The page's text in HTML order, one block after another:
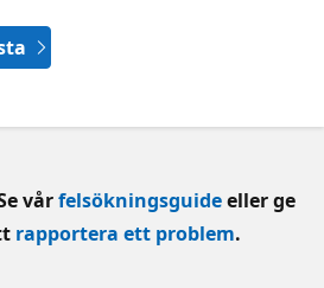
vårfelsökningsguideeller ge
rapportera ett problem.